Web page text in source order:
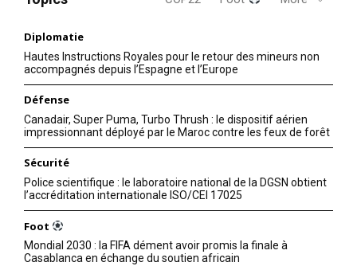
Diplomatie
Hautes Instructions Royales pour le retour des mineurs non
accompagnés depuis l’Espagne et l’Europe
Défense
Canadair, Super Puma, Turbo Thrush : le dispositif aérien
impressionnant déployé par le Maroc contre les feux de forêt
Sécurité
Police scientifique : le laboratoire national de la DGSN obtient
l’accréditation internationale ISO/CEI 17025
Foot
Mondial 2030 : la FIFA dément avoir promis la finale à
Casablanca en échange du soutien africain